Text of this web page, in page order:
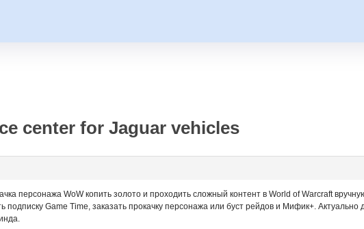
center for Jaguar vehicles
персонажа WoW копить золото и проходить сложный контент в World of Warcraft
подписку Game Time, заказать прокачку персонажа или буст рейдов и Мифик+.